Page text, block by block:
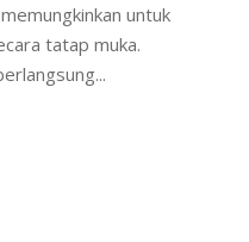
untuk
tatap muka.